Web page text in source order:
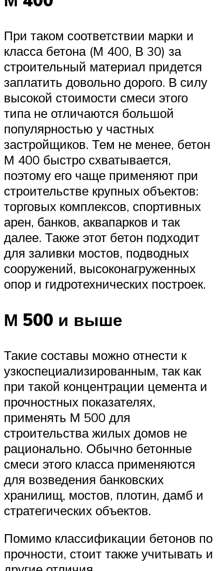
При таком соответствии марки и
класса бетона (М 400, В 30) за
строительный материал придется
заплатить довольно дорого. В силу
высокой стоимости смеси этого
типа не отличаются большой
популярностью у частных
застройщиков. Тем не менее, бетон
М 400 быстро схватывается,
поэтому его чаще применяют при
строительстве крупных объектов:
торговых комплексов, спортивных
арен, банков, аквапарков и так
далее. Также этот бетон подходит
для заливки мостов, подводных
сооружений, высоконагруженных
опор и гидротехнических построек.
М 500 и выше
Такие составы можно отнести к
узкоспециализированным, так как
при такой концентрации цемента и
прочностных показателях,
применять М 500 для
строительства жилых домов не
рационально. Обычно бетонные
смеси этого класса применяются
для возведения банковских
хранилищ, мостов, плотин, дамб и
стратегических объектов.
Помимо классификации бетонов по
прочности, стоит также учитывать и